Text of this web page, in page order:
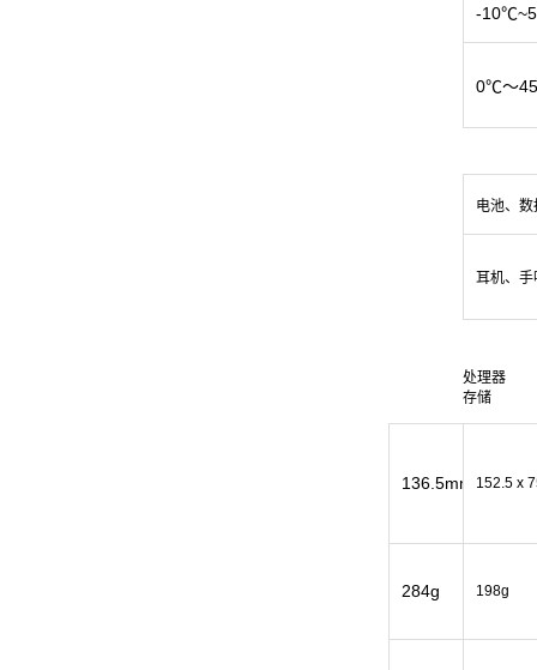
-
0℃～
电池、
耳机、手
处理器
存储
136.5mm x
284g
152.5 x
198g